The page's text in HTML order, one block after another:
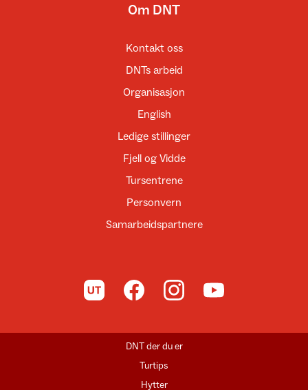
Om DNT
Kontakt oss
DNTs arbeid
Organisasjon
English
Ledige stillinger
Fjell og Vidde
Tursentrene
Personvern
Samarbeidspartnere
Til UT.no Til DNT på Facebook
Til DNT på Instagram
Til DNT på YouTube
DNT der du er
Turtips
Hytter